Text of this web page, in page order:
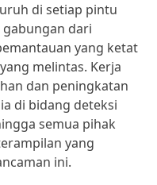
di setiap pintu
dari
yang ketat
melintas. Kerja
dan peningkatan
di bidang deteksi
semua pihak
yang
ini.